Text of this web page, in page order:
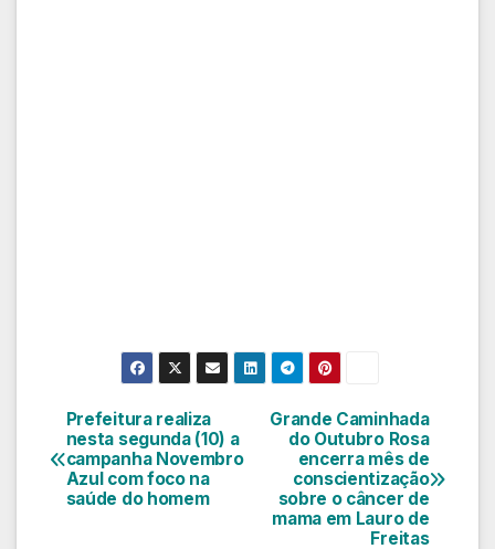
Navegação
de
Grande Caminhada
do Outubro Rosa
encerra mês de
conscientização
sobre o câncer de
mama em Lauro de
Freitas
Prefeitura realiza
nesta segunda (10) a
campanha Novembro
Azul com foco na
saúde do homem